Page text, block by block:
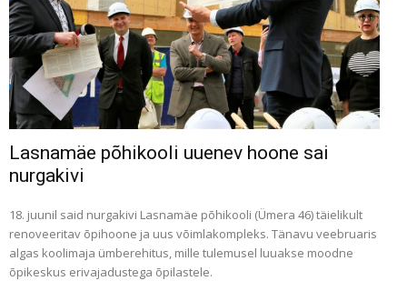
Lasnamäe põhikooli uuenev hoone sai
nurgakivi
18. juunil said nurgakivi Lasnamäe põhikooli (Ümera 46) täielikult
renoveeritav õpihoone ja uus võimlakompleks. Tänavu veebruaris
algas koolimaja ümberehitus, mille tulemusel luuakse moodne
õpikeskus erivajadustega õpilastele.